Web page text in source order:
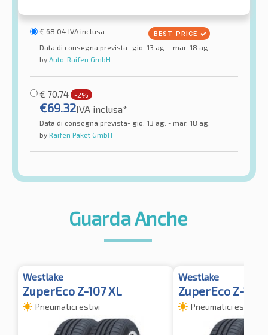
€ 68.04 IVA inclusa
Data di consegna prevista- gio. 13 ag. - mar. 18 ag.
by Auto-Raifen GmbH
€ 70.74 -2%
€69.32IVA inclusa*
Data di consegna prevista- gio. 13 ag. - mar. 18 ag.
by Raifen Paket GmbH
Guarda Anche
Westlake
ZuperEco Z-107 XL
Pneumatici estivi
Westlake
ZuperEco Z-107
Pneumatici estivi